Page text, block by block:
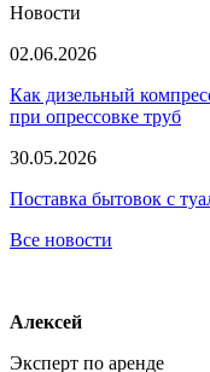
Новости
02.06.2026
Как дизельный
при опрессовке труб
30.05.2026
Поставка бытовок с
Все новости
Алексей
Эксперт по аренде